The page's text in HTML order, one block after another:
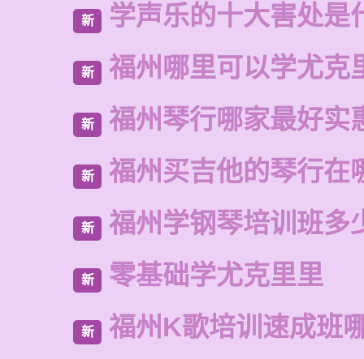
新 学声乐的十大害处是
新 福州哪里可以学尤克
新 福州琴行哪家最好实
新 福州买吉他的琴行在
新 福州学钢琴培训班多
新 零基础学尤克里里
新 福州K歌培训速成班